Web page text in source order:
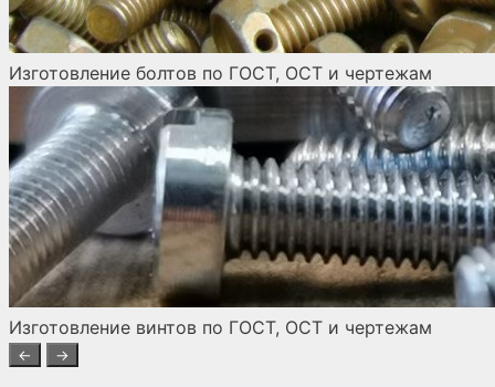
Изготовление болтов по ГОСТ, ОСТ и чертежам
Изготовление винтов по ГОСТ, ОСТ и чертежам
← →